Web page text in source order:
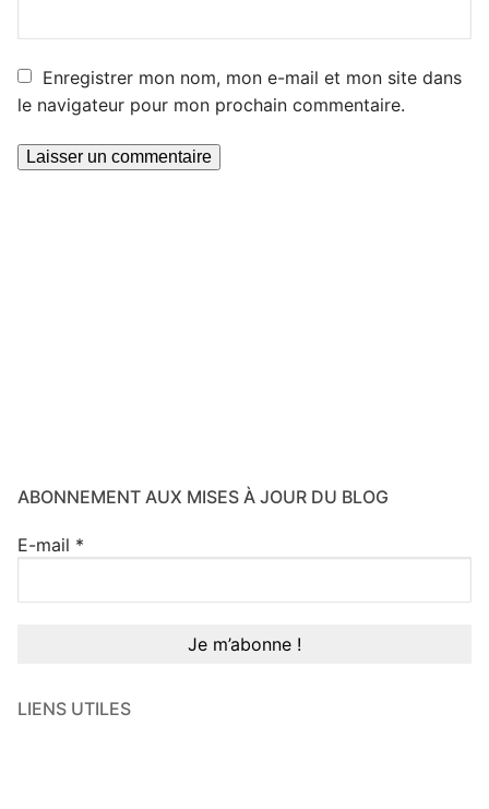
Enregistrer mon nom, mon e-mail et mon site dans
le navigateur pour mon prochain commentaire.
ABONNEMENT AUX MISES À JOUR DU BLOG
E-mail *
LIENS UTILES